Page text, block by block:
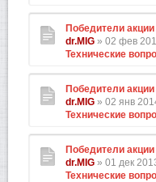
Победители
dr.MIG » 02 фев
Технические
Победители
dr.MIG » 02 янв
Технические
Победители
dr.MIG » 01 дек
Технические